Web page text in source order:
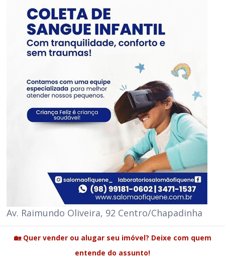
Av. Raimundo Oliveira, 92 Centro/Chapadinha
🏡 Quer vender ou alugar seu imóvel? Deixe com quem
entende do assunto!